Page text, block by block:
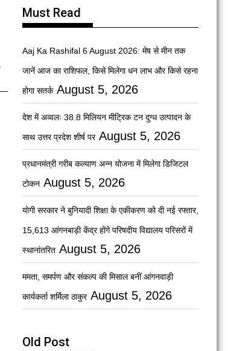
Must Read
Aaj Ka Rashifal 6 August 2026: मेष से मीन तक
जानें आज का राशिफल, किसे मिलेगा धन लाभ और किसे रहना
होगा सतर्क August 5, 2026
देश में अव्वलः 38.8 मिलियन मीट्रिक टन दुग्ध उत्पादन के
साथ उत्तर प्रदेश शीर्ष पर August 5, 2026
प्रधानमंत्री गरीब कल्याण अन्न योजना में मिलेगा डिजिटल
टोकन August 5, 2026
योगी सरकार ने बुनियादी शिक्षा के एकीकरण को दी नई रफ्तार,
15,613 आंगनबाड़ी केंद्र होंगे परिषदीय विद्यालय परिसरों में
स्थानांतरित August 5, 2026
ममता, समर्पण और संकल्प की मिसाल बनीं आंगनवाड़ी
कार्यकर्ता शर्मिला ठाकुर August 5, 2026
Old Post